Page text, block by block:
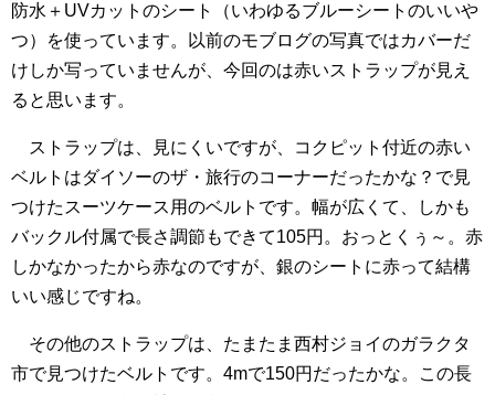
防水＋UVカットのシート（いわゆるブルーシートのいいや
つ）を使っています。以前のモブログの写真ではカバーだ
けしか写っていませんが、今回のは赤いストラップが見え
ると思います。
ストラップは、見にくいですが、コクピット付近の赤い
ベルトはダイソーのザ・旅行のコーナーだったかな？で見
つけたスーツケース用のベルトです。幅が広くて、しかも
バックル付属で長さ調節もできて105円。おっとくぅ～。赤
しかなかったから赤なのですが、銀のシートに赤って結構
いい感じですね。
その他のストラップは、たまたま西村ジョイのガラクタ
市で見つけたベルトです。4mで150円だったかな。この長